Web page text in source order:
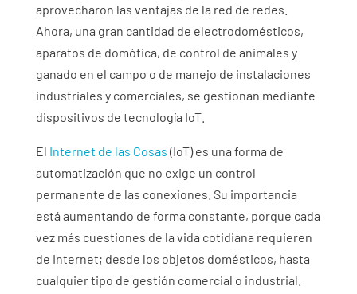
aprovecharon las ventajas de la red de redes.
Ahora, una gran cantidad de electrodomésticos,
aparatos de domótica, de control de animales y
ganado en el campo o de manejo de instalaciones
industriales y comerciales, se gestionan mediante
dispositivos de tecnología IoT.
El Internet de las Cosas (IoT) es una forma de
automatización que no exige un control
permanente de las conexiones. Su importancia
está aumentando de forma constante, porque cada
vez más cuestiones de la vida cotidiana requieren
de Internet; desde los objetos domésticos, hasta
cualquier tipo de gestión comercial o industrial.